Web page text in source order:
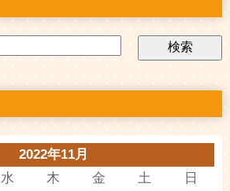
2022年11月
水 木 金 土 日